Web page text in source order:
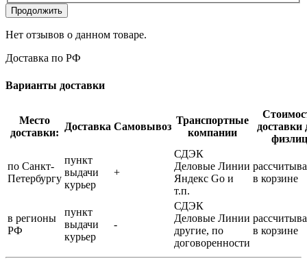
Продолжить
Нет отзывов о данном товаре.
Доставка по РФ
Варианты доставки
Место
доставки:
Доставка Самовывоз
Транспортные
компании
доставки
физлиц
по Санкт-
Петербургу
пункт
выдачи
курьер
+
СДЭК
Деловые Линии
Яндекс Go и
т.п.
в корзине
в регионы
РФ
пункт
выдачи
курьер
-
СДЭК
Деловые Линии
другие, по
договоренности
в корзине